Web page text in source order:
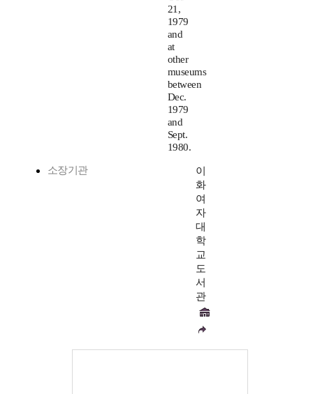
21,
1979
and
at
other
museums
between
Dec.
1979
and
Sept.
1980.
소장기관
이
화
여
자
대
학
교
도
서
관